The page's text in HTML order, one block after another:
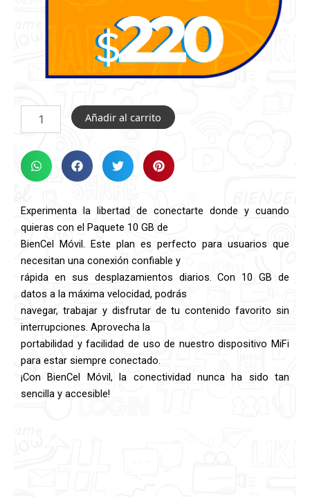
MÓVIL
PAQUETE
10
GB
Añadir al carrito
Experimenta la libertad de conectarte donde y cuando
quieras con el Paquete 10 GB de
BienCel Móvil. Este plan es perfecto para usuarios que
necesitan una conexión confiable y
rápida en sus desplazamientos diarios. Con 10 GB de
datos a la máxima velocidad, podrás
navegar, trabajar y disfrutar de tu contenido favorito sin
interrupciones. Aprovecha la
portabilidad y facilidad de uso de nuestro dispositivo MiFi
para estar siempre conectado.
¡Con BienCel Móvil, la conectividad nunca ha sido tan
sencilla y accesible!